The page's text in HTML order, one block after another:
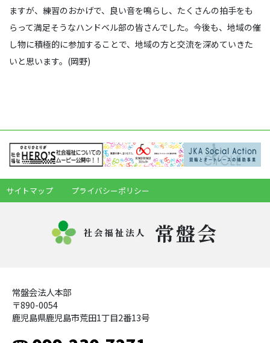
ますが、練習のおかげで、良い音を鳴らし、たくさんの拍手をも
らって満足そうなハンドベル部の皆さんでした。今後も、地域の催
し物に積極的に参加することで、地域の方と交流を深めていきた
いと思います。(岡野)
サイトマップ プライバシーポリシー
社会福祉法人 常盤会
常盤会法人本部
〒890-0054
鹿児島県鹿児島市荒田1丁目2番13号